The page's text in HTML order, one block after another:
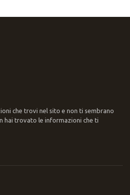
che trovi nel sito e non ti sembrano
hai trovato le informazioni che ti